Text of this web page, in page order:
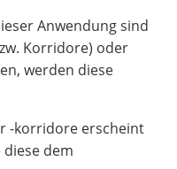
Anwendung sind
Korridore) oder
werden diese
-korridore erscheint
dem